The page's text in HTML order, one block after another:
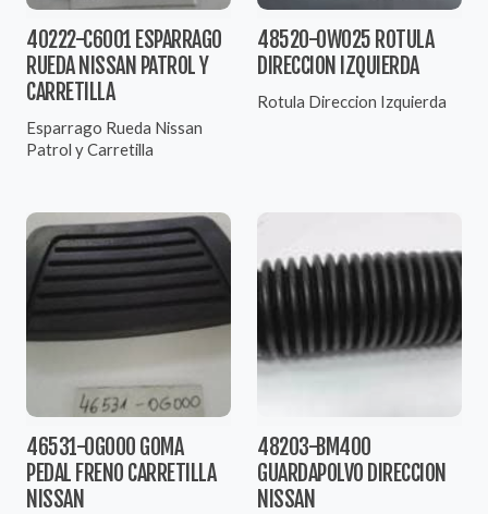
40222-C6001 ESPARRAGO
RUEDA NISSAN PATROL Y
CARRETILLA
Esparrago Rueda Nissan
Patrol y Carretilla
48520-0W025 ROTULA
DIRECCION IZQUIERDA
Rotula Direccion Izquierda
46531-0G000 GOMA
PEDAL FRENO CARRETILLA
NISSAN
48203-BM400
GUARDAPOLVO DIRECCION
NISSAN